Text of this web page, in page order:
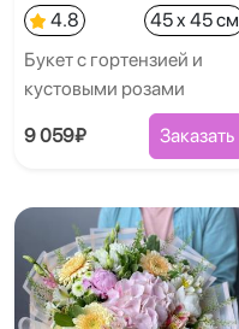
4.8
45 x 45 см
Букет с гортензией и
кустовыми розами
9 059₽ Заказать